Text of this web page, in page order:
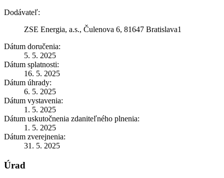
Dodávateľ:
ZSE Energia, a.s., Čulenova 6, 81647 Bratislava1
Dátum doručenia:
5. 5. 2025
Dátum splatnosti:
16. 5. 2025
Dátum úhrady:
6. 5. 2025
Dátum vystavenia:
1. 5. 2025
Dátum uskutočnenia zdaniteľného plnenia:
1. 5. 2025
Dátum zverejnenia:
31. 5. 2025
Úrad